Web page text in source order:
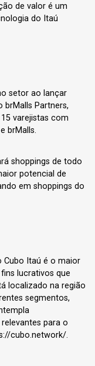
de valor é um
do Itaú
setor ao lançar
Partners,
varejistas com
brMalls.
shoppings de todo
potencial de
em shoppings do
Cubo Itaú é o maior
lucrativos que
localizado na região
segmentos,
para o
cubo.network/.